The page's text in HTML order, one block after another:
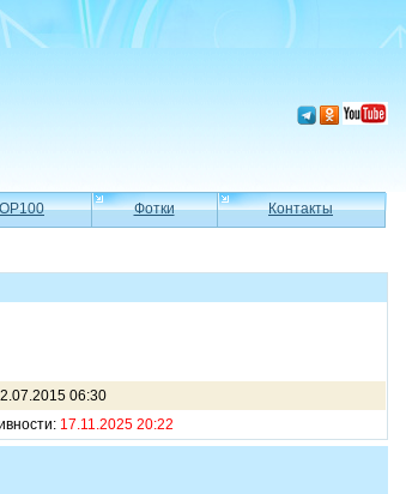
Фотки Контакты
06:30
17.11.2025 20:22